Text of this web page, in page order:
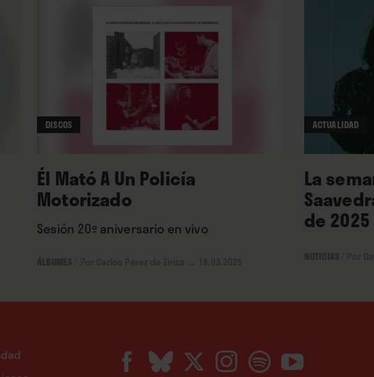
marco de pesimismo que ellos
como “si ya sabemos que todo,
menos intentemos relajarnos
DISCOS
Él Mató A Un Policía
Motorizado
Sesión 20º aniversario en vivo
ACTUALIDAD
La
de 2025